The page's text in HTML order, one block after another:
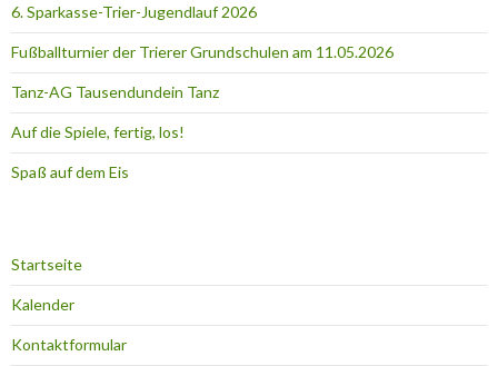
6. Sparkasse-Trier-Jugendlauf 2026
Fußballturnier der Trierer Grundschulen am 11.05.2026
Tanz-AG Tausendundein Tanz
Auf die Spiele, fertig, los!
Spaß auf dem Eis
Startseite
Kalender
Kontaktformular